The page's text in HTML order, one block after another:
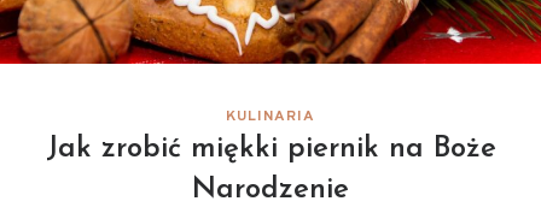
KULINARIA
Jak zrobić miękki piernik na Boże
Narodzenie